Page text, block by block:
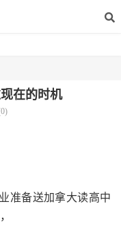
在的时机
准备送加拿大读高中